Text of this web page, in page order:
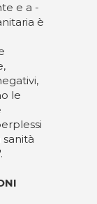
e a -
è
le